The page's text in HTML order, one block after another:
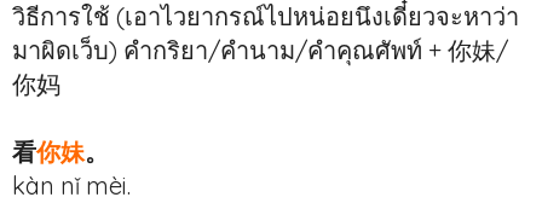
วิธีการใช้ (เอาไวยากรณ์ไปหน่อยนึงเดี๋ยวจะหาว่า
มาผิดเว็บ) คำกริยา/คำนาม/คำคุณศัพท์ + 你妹/
你妈
看你妹。
kàn nǐ mèi.